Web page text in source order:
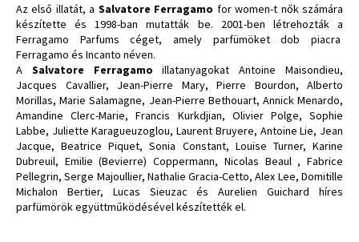
Az első illatát, a Salvatore Ferragamo for women-t nők számára
készítette és 1998-ban mutatták be. 2001-ben létrehozták a
Ferragamo Parfums céget, amely parfümöket dob piacra
Ferragamo és Incanto néven.
A Salvatore Ferragamo illatanyagokat Antoine Maisondieu,
Jacques Cavallier, Jean-Pierre Mary, Pierre Bourdon, Alberto
Morillas, Marie Salamagne, Jean-Pierre Bethouart, Annick Menardo,
Amandine Clerc-Marie, Francis Kurkdjian, Olivier Polge, Sophie
Labbe, Juliette Karagueuzoglou, Laurent Bruyere, Antoine Lie, Jean
Jacque, Beatrice Piquet, Sonia Constant, Louise Turner, Karine
Dubreuil, Emilie (Bevierre) Coppermann, Nicolas Beaul , Fabrice
Pellegrin, Serge Majoullier, Nathalie Gracia-Cetto, Alex Lee, Domitille
Michalon Bertier, Lucas Sieuzac és Aurelien Guichard híres
parfümörök együttműködésével készítették el.